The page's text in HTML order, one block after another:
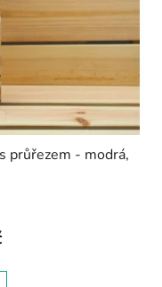
průřezem - modrá,